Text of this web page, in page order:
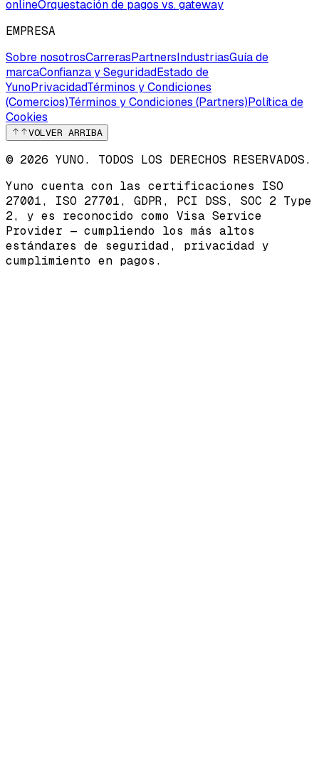
onlineOrquestación de pagos vs. gateway
EMPRESA
Sobre nosotrosCarrerasPartnersIndustriasGuía de
marcaConfianza y SeguridadEstado de
YunoPrivacidadTérminos y Condiciones
(Comercios)Términos y Condiciones (Partners)Política de
Cookies
VOLVER ARRIBA
© 2026 YUNO. TODOS LOS DERECHOS RESERVADOS.
Yuno cuenta con las certificaciones ISO
27001, ISO 27701, GDPR, PCI DSS, SOC 2 Type
2, y es reconocido como Visa Service
Provider — cumpliendo los más altos
estándares de seguridad, privacidad y
cumplimiento en pagos.